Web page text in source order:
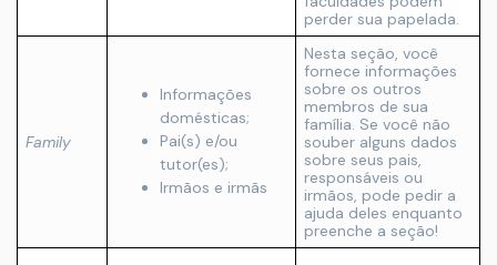
perder sua papelada.
Family
Informações
domésticas;
Pai(s) e/ou
tutor(es);
Irmãos e irmãs
Nesta seção, você
fornece informações
sobre os outros
membros de sua
família. Se você não
souber alguns dados
sobre seus pais,
responsáveis ou
irmãos, pode pedir a
ajuda deles enquanto
preenche a seção!